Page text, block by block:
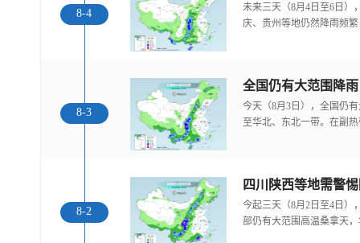
8-4
未来三天（8月4日至6日）
庆、贵州等地仍然降雨频
8-3
全国仍有大范围降
今天（8月3日），全国仍
至华北、东北一带。在副
8-2
今起三天（8月2日至4日）
部仍有大范围高温桑拿天